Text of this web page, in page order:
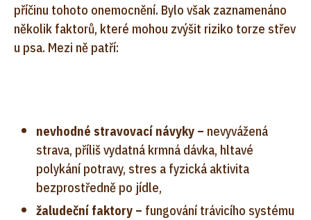
příčinu tohoto onemocnění. Bylo však zaznamenáno
několik faktorů, které mohou zvýšit riziko torze střev
u psa. Mezi ně patří:
nevhodné stravovací návyky – nevyvážená
strava, příliš vydatná krmná dávka, hltavé
polykání potravy, stres a fyzická aktivita
bezprostředně po jídle,
žaludeční faktory – fungování trávicího systému